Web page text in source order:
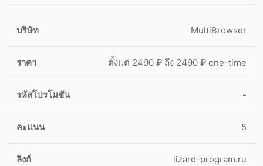
MultiBrowser
ตั้งแต่ 2490 ₽ ถึง 2490 ₽ one-time
-
5
lizard-program.ru